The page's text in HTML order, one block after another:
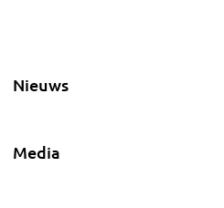
Nieuws
Media